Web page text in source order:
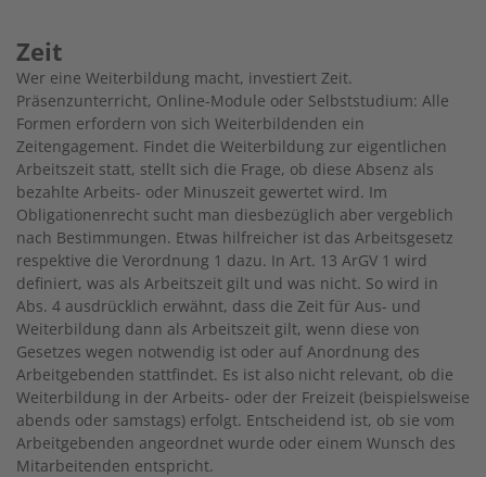
Zeit
Wer eine Weiterbildung macht, investiert Zeit.
Präsenzunterricht, Online-Module oder Selbststudium: Alle
Formen erfordern von sich Weiterbildenden ein
Zeitengagement. Findet die Weiterbildung zur eigentlichen
Arbeitszeit statt, stellt sich die Frage, ob diese Absenz als
bezahlte Arbeits- oder Minuszeit gewertet wird. Im
Obligationenrecht sucht man diesbezüglich aber vergeblich
nach Bestimmungen. Etwas hilfreicher ist das Arbeitsgesetz
respektive die Verordnung 1 dazu. In Art. 13 ArGV 1 wird
definiert, was als Arbeitszeit gilt und was nicht. So wird in
Abs. 4 ausdrücklich erwähnt, dass die Zeit für Aus- und
Weiterbildung dann als Arbeitszeit gilt, wenn diese von
Gesetzes wegen notwendig ist oder auf Anordnung des
Arbeitgebenden stattfindet. Es ist also nicht relevant, ob die
Weiterbildung in der Arbeits- oder der Freizeit (beispielsweise
abends oder samstags) erfolgt. Entscheidend ist, ob sie vom
Arbeitgebenden angeordnet wurde oder einem Wunsch des
Mitarbeitenden entspricht.